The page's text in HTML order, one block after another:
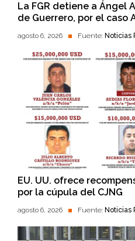
La FGR detiene a Ángel
de Guerrero, por el caso
agosto 6, 2026 Fuente: Noticias
EU. UU. ofrece
por la cúpula del CJNG
agosto 6, 2026 Fuente: Noticias